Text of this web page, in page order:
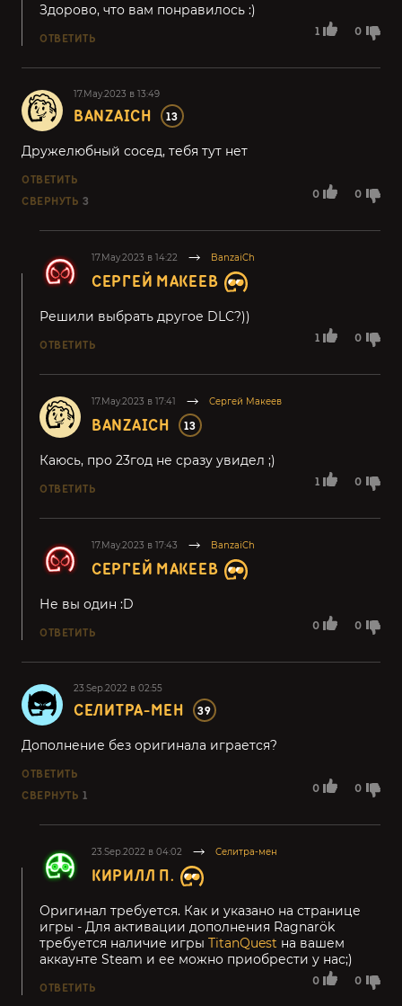
1 0
Здорово, что вам понравилось :)
ОТВЕТИТЬ
17.May.2023 в 13:49
BANZAICH 13
0 0
Дружелюбный сосед, тебя тут нет
ОТВЕТИТЬ
СВЕРНУТЬ 3
17.May.2023 в 14:22 BanzaiCh
СЕРГЕЙ МАКЕЕВ
1 0
Решили выбрать другое DLC?))
ОТВЕТИТЬ
17.May.2023 в 17:41 Сергей Макеев
BANZAICH 13
1 0
Каюсь, про 23год не сразу увидел ;)
ОТВЕТИТЬ
17.May.2023 в 17:43 BanzaiCh
СЕРГЕЙ МАКЕЕВ
0 0
Не вы один :D
ОТВЕТИТЬ
23.Sep.2022 в 02:55
СЕЛИТРА-МЕН 39
0 0
Дополнение без оригинала играется?
ОТВЕТИТЬ
СВЕРНУТЬ 1
23.Sep.2022 в 04:02 Селитра-мен
КИРИЛЛ П.
0 0
Оригинал требуется. Как и указано на странице
игры - Для активации дополнения Ragnarök
требуется наличие игры TitanQuest на вашем
аккаунте Steam и ее можно приобрести у нас;)
ОТВЕТИТЬ